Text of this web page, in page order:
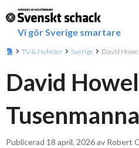
Vi gör Sverige smartare
TV & Nyheter Sverige David
David
Publicerad 18 april, 2026 av Robert